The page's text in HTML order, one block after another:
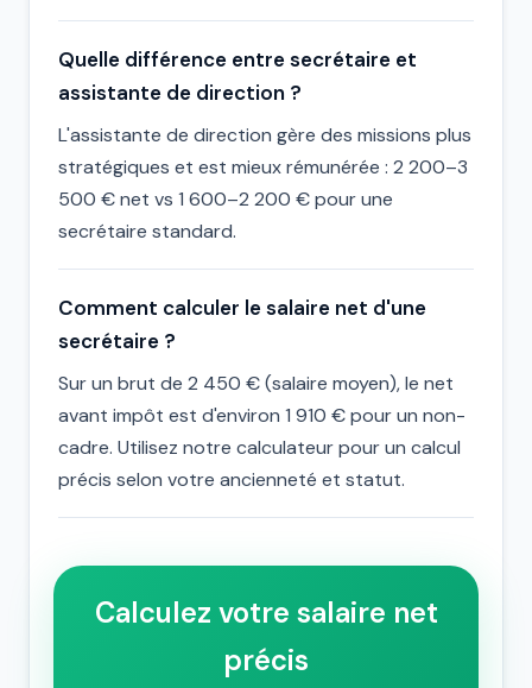
Quelle différence entre secrétaire et
assistante de direction ?
L'assistante de direction gère des missions plus
stratégiques et est mieux rémunérée : 2 200–3
500 € net vs 1 600–2 200 € pour une
secrétaire standard.
Comment calculer le salaire net d'une
secrétaire ?
Sur un brut de 2 450 € (salaire moyen), le net
avant impôt est d'environ 1 910 € pour un non-
cadre. Utilisez notre calculateur pour un calcul
précis selon votre ancienneté et statut.
Calculez votre salaire net
précis